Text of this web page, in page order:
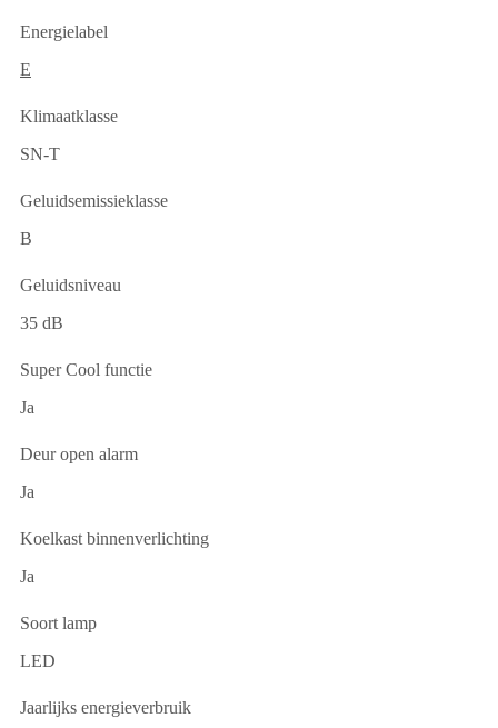
Energielabel
E
Klimaatklasse
SN-T
Geluidsemissieklasse
B
Geluidsniveau
35 dB
Super Cool functie
Ja
Deur open alarm
Ja
Koelkast binnenverlichting
Ja
Soort lamp
LED
Jaarlijks energieverbruik